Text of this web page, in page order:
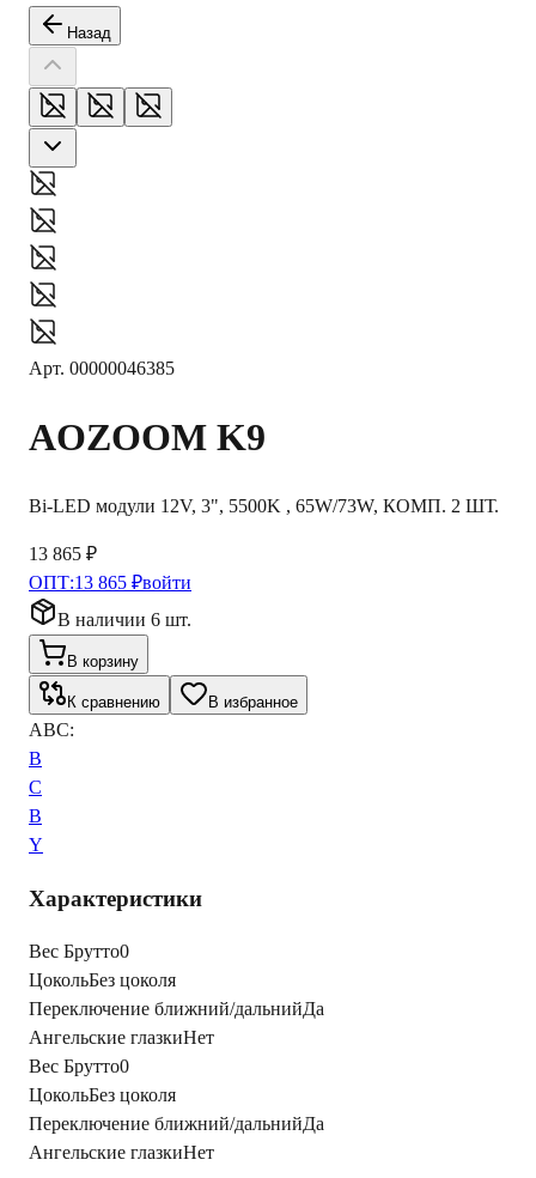
Назад
Арт. 00000046385
AOZOOM K9
Bi-LED модули 12V, 3", 5500K , 65W/73W, КОМП. 2 ШТ.
13 865 ₽
ОПТ:13 865 ₽войти
В наличии 6 шт.
В корзину
К сравнению В избранное
ABC:
B
C
B
Y
Характеристики
Вес Брутто0
ЦокольБез цоколя
Переключение ближний/дальнийДа
Ангельские глазкиНет
Вес Брутто0
ЦокольБез цоколя
Переключение ближний/дальнийДа
Ангельские глазкиНет